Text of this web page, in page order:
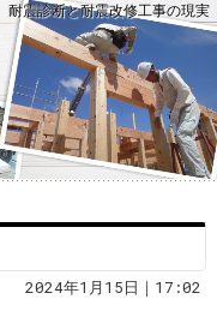
耐震診断と耐震改修工事の現実
2024年1月15日｜17:02